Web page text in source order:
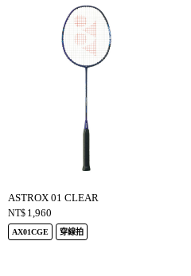
ASTROX 01 CLEAR
NT$ 1,960
AX01CGE 穿線拍